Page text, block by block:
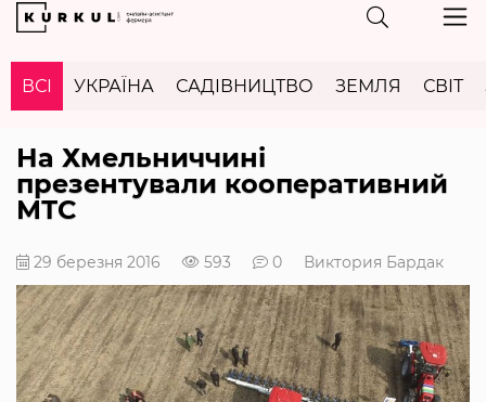
ВСІ УКРАЇНА САДІВНИЦТВО ЗЕМЛЯ СВІТ
На Хмельниччині
презентували кооперативний
МТС
29 березня 2016 593 0 Виктория Бардак